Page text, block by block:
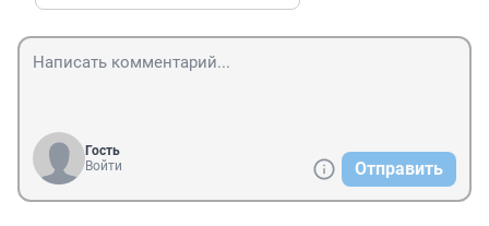
Гость
Войти
Отправить